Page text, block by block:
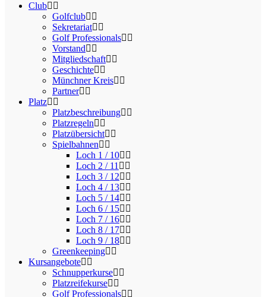
Club
Golfclub
Sekretariat
Golf Professionals
Vorstand
Mitgliedschaft
Geschichte
Münchner Kreis
Partner
Platz
Platzbeschreibung
Platzregeln
Platzübersicht
Spielbahnen
Loch 1 / 10
Loch 2 / 11
Loch 3 / 12
Loch 4 / 13
Loch 5 / 14
Loch 6 / 15
Loch 7 / 16
Loch 8 / 17
Loch 9 / 18
Greenkeeping
Kursangebote
Schnupperkurse
Platzreifekurse
Golf Professionals